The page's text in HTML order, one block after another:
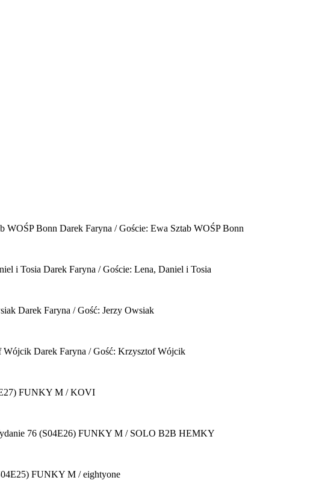
WOŚP Bonn Darek Faryna / Goście: Ewa Sztab WOŚP Bonn
i Tosia Darek Faryna / Goście: Lena, Daniel i Tosia
Darek Faryna / Gość: Jerzy Owsiak
Wójcik Darek Faryna / Gość: Krzysztof Wójcik
FUNKY M / KOVI
76 (S04E26) FUNKY M / SOLO B2B HEMKY
FUNKY M / eightyone